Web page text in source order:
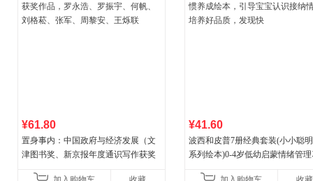
¥61.80
置身事内：中国政府与经济发展（文
津图书奖、新京报年度通识写作获奖
¥41.60
波西和皮普7册经典套装(小小聪
系列绘本)0-4岁低幼启蒙情绪管